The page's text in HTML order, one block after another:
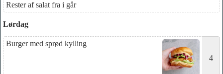
Rester af salat fra i går
Lørdag
Burger med sprød kylling
4